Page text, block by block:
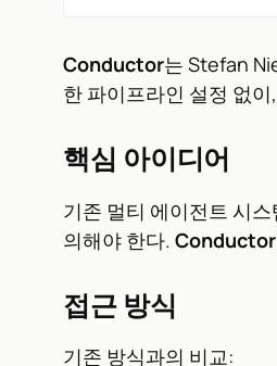
Conductor는 Stefan
한 파이프라인 설정 없이,
핵심 아이디어
기존 멀티 에이전트 시
의해야 한다. Conductor
접근 방식
기존 방식과의 비교: